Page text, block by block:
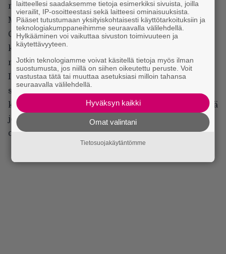
napakampi ilman soolohommia.
Muutenhan soitto kulki, ilta eteni ja kansa sai
Circus-huveja. Uudemman materiaalin seassa
kuultiin ilahduttavasti myös vanhemman polven
mieleen olevia paloja kuten First Strike is Deadly,
Into the Pit, Souls of Black tai vaikkapa keikan
sinetöinyt Disciples of the Watch. Monessa kohdin
kävi mielessä, että soolon sijaan olisi voinut täräyttää
jonkun klassisen Testament-biisin, mutta valinta ei
ollut minun, joten tähän oli tyytyminen.
laitteellesi saadaksemme tietoja esimerkiksi sivuista, joilla
vierailit, IP-osoitteestasi sekä laitteesi ominaisuuksista.
Pääset tutustumaan yksityiskohtaisesti käyttötarkoituksiin ja
teknologiakumppaneihimme seuraavalla välilehdellä.
Hylkääminen voi vaikuttaa sivuston toimivuuteen ja
käytettävyyteen.
Jotkin teknologiamme voivat käsitellä tietoja myös ilman
suostumusta, jos niillä on siihen oikeutettu peruste. Voit
vastustaa tätä tai muuttaa asetuksiasi milloin tahansa
seuraavalla välilehdellä.
Hyväksyn kaikki
Omat valintani
Tietosuojakäytäntömme